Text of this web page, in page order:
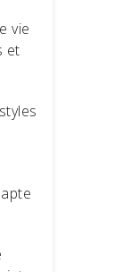
vie
et